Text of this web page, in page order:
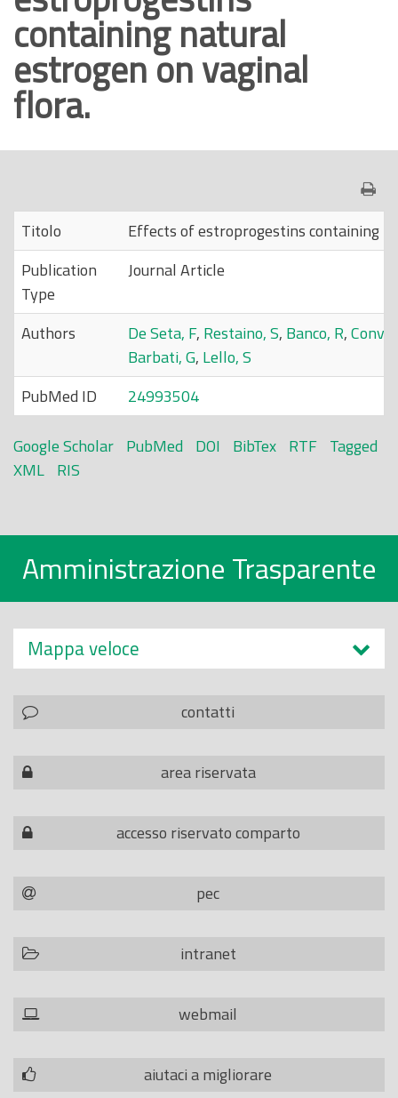
containing natural
estrogen on vaginal
flora.
Titolo
Effects of estroprogestins containing
Publication
Type
Journal Article
Authors De Seta, F, Restaino, S, Banco, R,
Barbati, G, Lello, S
PubMed ID
24993504
Google Scholar PubMed DOI BibTex RTF Tagged
XML RIS
Amministrazione Trasparente
Mappa veloce
contatti
area riservata
accesso riservato comparto
pec
intranet
webmail
aiutaci a migliorare